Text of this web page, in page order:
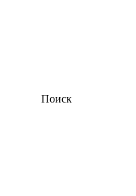
Поиск